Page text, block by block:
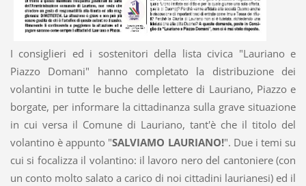
I consiglieri ed i sostenitori della lista civica "Lauriano e
Piazzo Domani" hanno completato la distribuzione dei
volantini in tutte le buche delle lettere di Lauriano, Piazzo e
borgate, per informare la cittadinanza sulla grave situazione
in cui versa il Comune di Lauriano, tant'è che il titolo del
volantino è appunto "SALVIAMO LAURIANO!". Due i temi su
cui si focalizza il volantino: il lavoro nero del cantoniere (con
un conto molto salato a carico di noi cittadini laurianesi) ed il